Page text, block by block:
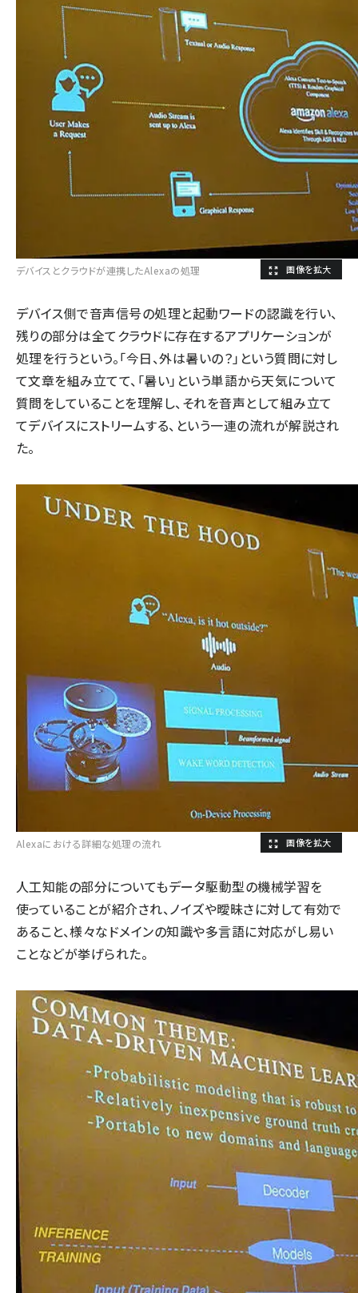
デバイスとクラウドが連携したAlexaの処理
デバイス側で音声信号の処理と起動ワードの認識を行い、
残りの部分は全てクラウドに存在するアプリケーションが
処理を行うという。「今日、外は暑いの？」という質問に対し
て文章を組み立てて、「暑い」という単語から天気について
質問をしていることを理解し、それを音声として組み立て
てデバイスにストリームする、という一連の流れが解説され
た。
Alexaにおける詳細な処理の流れ
人工知能の部分についてもデータ駆動型の機械学習を
使っていることが紹介され、ノイズや曖昧さに対して有効で
あること、様々なドメインの知識や多言語に対応がし易い
ことなどが挙げられた。